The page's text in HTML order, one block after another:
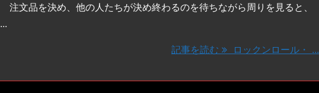
注文品を決め、他の人たちが決め終わるのを待ちながら周りを見ると、
...
記事を読む ロックンロール・ ...